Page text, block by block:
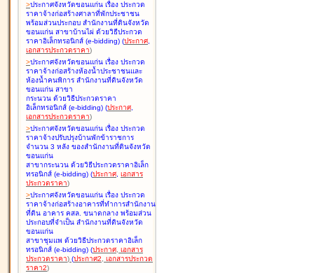
>ประกาศจังหวัดขอนแก่น เรื่อง ประกวด
ราคาจ้างก่อสร้างศาลาที่พักประชาชน
พร้อมส่วนประกอบ สำนักงานที่ดินจังหวัด
ขอนแก่น สาขาบ้านไผ่ ด้วยวิธีประกวด
ราคาอิเล็กทรอนิกส์ (e-bidding) (ประกาศ,
เอกสารประกวดราคา)
>ประกาศจังหวัดขอนแก่น เรื่อง ประกวด
ราคาจ้างก่อสร้างห้องน้ำประชาชนและ
ห้องน้ำคนพิการ สำนักงานที่ดินจังหวัด
ขอนแก่น สาขา
กระนวน ด้วยวิธีประกวดราคา
อิเล็กทรอนิกส์ (e-bidding) (ประกาศ,
เอกสารประกวดราคา)
>ประกาศจังหวัดขอนแก่น เรื่อง ประกวด
ราคาจ้างปรับปรุงบ้านพักข้าราชการ
จำนวน 3 หลัง ของสำนักงานที่ดินจังหวัด
ขอนแก่น
สาขากระนวน ด้วยวิธีประกวดราคาอิเล็ก
ทรอนิกส์ (e-bidding) (ประกาศ, เอกสาร
ประกวดราคา)
>ประกาศจังหวัดขอนแก่น เรื่อง ประกวด
ราคาจ้างก่อสร้างอาคารที่ทำการสำนักงาน
ที่ดิน อาคาร คสล. ขนาดกลาง พร้อมส่วน
ประกอบที่จำเป็น สำนักงานที่ดินจังหวัด
ขอนแก่น
สาขาชุมแพ ด้วยวิธีประกวดราคาอิเล็ก
ทรอนิกส์ (e-bidding) (ประกาศ, เอกสาร
ประกวดราคา) (ประกาศ2, เอกสารประกวด
ราคา2)